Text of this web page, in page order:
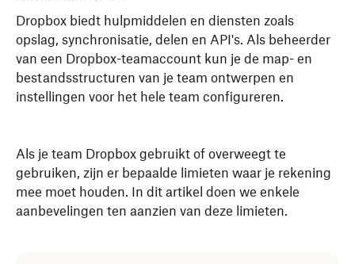
Dropbox biedt hulpmiddelen en diensten zoals
opslag, synchronisatie, delen en API's. Als beheerder
van een Dropbox-teamaccount kun je de map- en
bestandsstructuren van je team ontwerpen en
instellingen voor het hele team configureren.
Als je team Dropbox gebruikt of overweegt te
gebruiken, zijn er bepaalde limieten waar je rekening
mee moet houden. In dit artikel doen we enkele
aanbevelingen ten aanzien van deze limieten.